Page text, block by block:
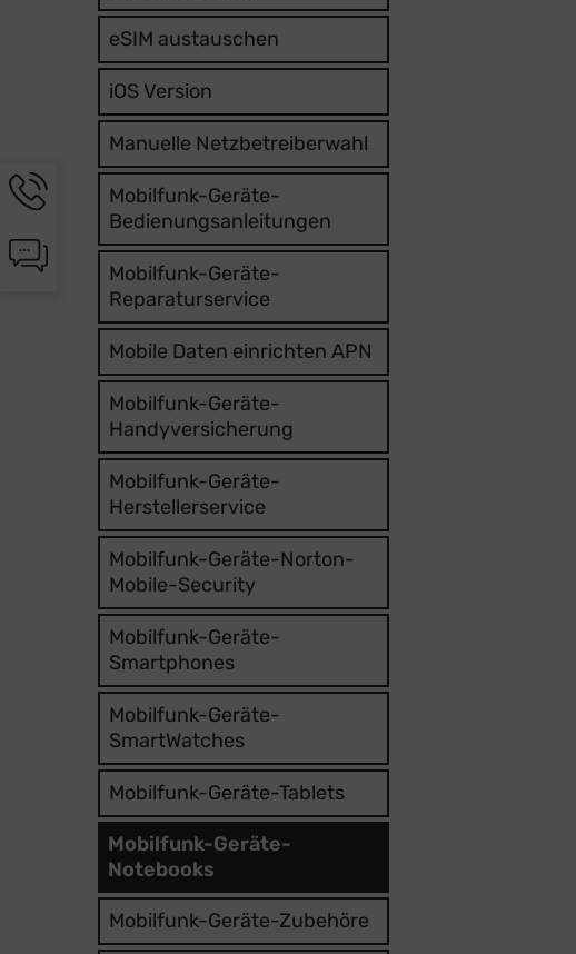
eSIM austauschen
iOS Version
Manuelle Netzbetreiberwahl
Mobilfunk-Geräte-
Bedienungsanleitungen
Mobilfunk-Geräte-
Reparaturservice
Mobile Daten einrichten APN
Mobilfunk-Geräte-
Handyversicherung
Mobilfunk-Geräte-
Herstellerservice
Mobilfunk-Geräte-Norton-
Mobile-Security
Mobilfunk-Geräte-
Smartphones
Mobilfunk-Geräte-
SmartWatches
Mobilfunk-Geräte-Tablets
Mobilfunk-Geräte-
Notebooks
Mobilfunk-Geräte-Zubehöre
Hotline-
Informationen
werden
angezeigt
Chat-
Informationen
angezeigt